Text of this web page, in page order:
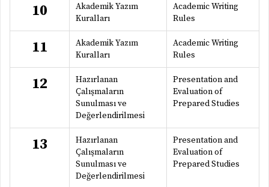
10
Akademik Yazım
Kuralları
Academic Writing
Rules
11
Akademik Yazım
Kuralları
Academic Writing
Rules
12
Hazırlanan
Çalışmaların
Sunulması ve
Değerlendirilmesi
Presentation and
Evaluation of
Prepared Studies
13
Hazırlanan
Çalışmaların
Sunulması ve
Değerlendirilmesi
Presentation and
Evaluation of
Prepared Studies